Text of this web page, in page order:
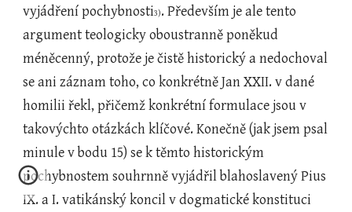
vyjádření pochybnosti3). Především je ale tento
argument teologicky oboustranně poněkud
méněcenný, protože je čistě historický a nedochoval
se ani záznam toho, co konkrétně Jan XXII. v dané
homilii řekl, přičemž konkrétní formulace jsou v
takovýchto otázkách klíčové. Konečně (jak jsem psal
minule v bodu 15) se k těmto historickým
pochybnostem souhrnně vyjádřil blahoslavený Pius
IX. a I. vatikánský koncil v dogmatické konstituci